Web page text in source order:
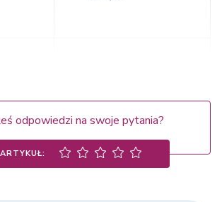
najmniej 50 000
złotych
odpowiedzi na swoje pytania?